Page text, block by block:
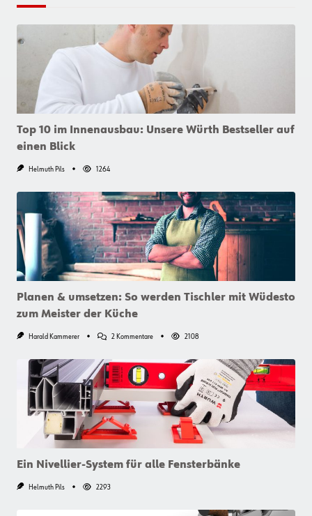
Top 10 im Innenausbau: Unsere Würth Bestseller auf
einen Blick
Helmuth Pils 1264
Planen & umsetzen: So werden Tischler mit Wüdesto
zum Meister der Küche
Harald Kammerer 2 KommentareZu
So
Werden
Mit
Wüdesto
Meister
Küche
2108
Ein Nivellier-System für alle Fensterbänke
Helmuth Pils 2293